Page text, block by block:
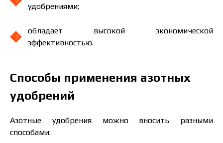
удобрениями;
обладает высокой экономической
эффективностью.
Способы применения азотных
удобрений
Азотные удобрения можно вносить разными
способами: